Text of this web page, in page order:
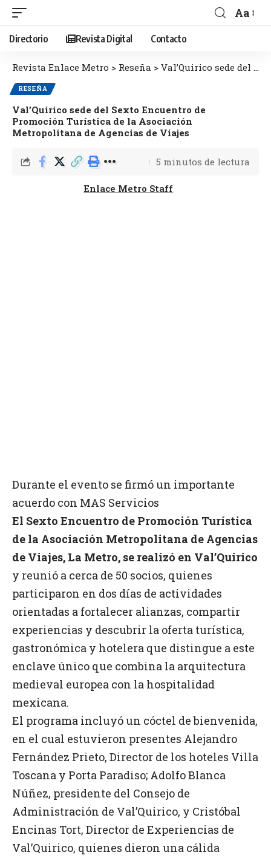
Aa
Directorio Revista Digital Contacto
Revista Enlace Metro > Reseña > Val’Quirico sede del Sexto Encuentro de Promoción Turística de la Asociación Metropolitana de Agencias de Viajes
RESEÑA
Val’Quirico sede del Sexto Encuentro de
Promoción Turística de la Asociación
Metropolitana de Agencias de Viajes
Enlace Metro Staff
5 minutos de lectura
Durante el evento se firmó un importante
acuerdo con MAS Servicios
El Sexto Encuentro de Promoción Turística
de la Asociación Metropolitana de Agencias
de Viajes, La Metro, se realizó en Val’Quirico
y reunió a cerca de 50 socios, quienes
participaron en dos días de actividades
orientadas a fortalecer alianzas, compartir
experiencias y descubrir la oferta turística,
gastronómica y hotelera que distingue a este
enclave único que combina la arquitectura
medieval europea con la hospitalidad
mexicana.
El programa incluyó un cóctel de bienvenida,
en el cual estuvieron presentes Alejandro
Fernández Prieto, Director de los hoteles Villa
Toscana y Porta Paradiso; Adolfo Blanca
Núñez, presidente del Consejo de
Administración de Val’Quirico, y Cristóbal
Encinas Tort, Director de Experiencias de
Val’Quirico, quienes dieron una cálida